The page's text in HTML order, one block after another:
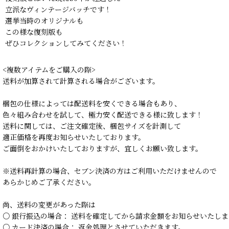
立派なヴィンテージバッチです！
選挙当時のオリジナルも
この様な復刻版も
ぜひコレクションしてみてください！
<複数アイテムをご購入の際>
送料が加算されて計算される場合がございます。
梱包の仕様によっては配送料を安くできる場合もあり、
色々組み合わせを試して、極力安く配送できる様に致します！
送料に関しては、ご注文確定後、梱包サイズを計測して
適正価格を再度お知らせいたしております。
ご面倒をおかけいたしておりますが、宜しくお願い致します。
※送料再計算の場合、セブン決済の方はご利用いただけませんので
あらかじめご了承ください。
尚、送料の変更があった際は
○ 銀行振込の場合： 送料を確定してから請求金額をお知らせいたし